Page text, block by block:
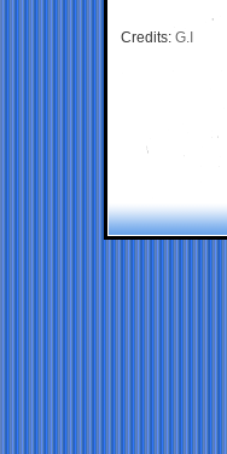
Credits: G.I